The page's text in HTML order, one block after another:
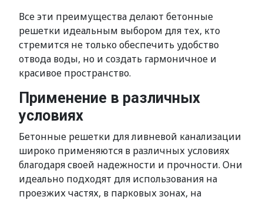
Все эти преимущества делают бетонные
решетки идеальным выбором для тех, кто
стремится не только обеспечить удобство
отвода воды, но и создать гармоничное и
красивое пространство.
Применение в различных
условиях
Бетонные решетки для ливневой канализации
широко применяются в различных условиях
благодаря своей надежности и прочности. Они
идеально подходят для использования на
проезжих частях, в парковых зонах, на